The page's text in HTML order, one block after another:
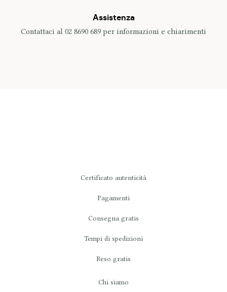
Assistenza
Contattaci al 02 8690 689 per informazioni e chiarimenti
Certificato autenticità
Pagamenti
Consegna gratis
Tempi di spedizioni
Reso gratis
Chi siamo